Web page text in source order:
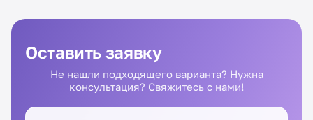
Оставить заявку
Не нашли подходящего варианта? Нужна
консультация? Свяжитесь с нами!